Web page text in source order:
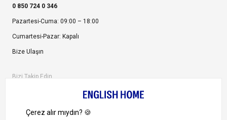
0 850 724 0 346
Pazartesi-Cuma: 09:00 – 18:00
Cumartesi-Pazar: Kapalı
Bize Ulaşın
Bizi Takip Edin